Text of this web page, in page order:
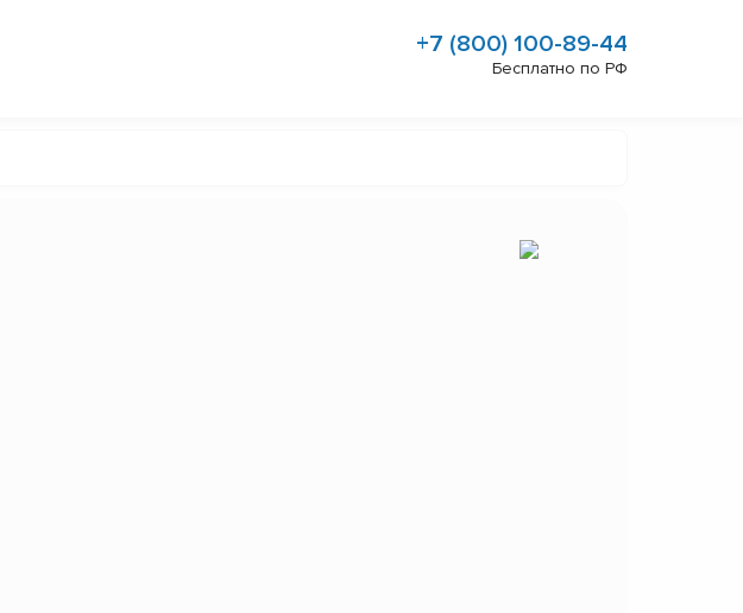
+7 (800) 100-89-44
Бесплатно по РФ